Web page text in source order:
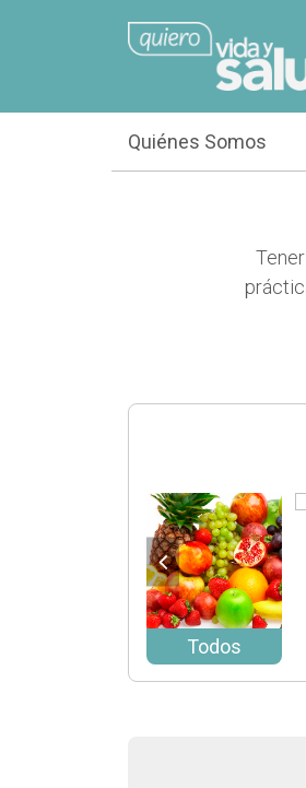
Quiénes Somos
Todos